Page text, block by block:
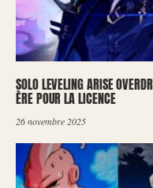
SOLO LEVELING ARISE
ÈRE POUR LA LICENCE
26 novembre 2025